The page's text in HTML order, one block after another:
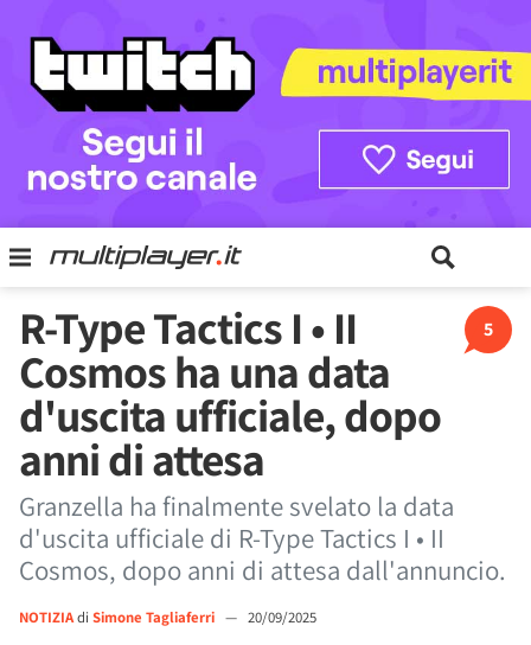
5
R-Type Tactics I • II
Cosmos ha una data
d'uscita ufficiale, dopo
anni di attesa
Granzella ha finalmente svelato la data
d'uscita ufficiale di R-Type Tactics I • II
Cosmos, dopo anni di attesa dall'annuncio.
NOTIZIAdi Simone Tagliaferri — 20/09/2025